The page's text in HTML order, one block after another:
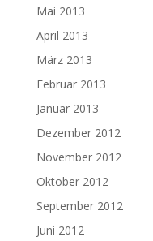
Mai 2013
April 2013
März 2013
Februar 2013
Januar 2013
Dezember 2012
November 2012
Oktober 2012
September 2012
Juni 2012